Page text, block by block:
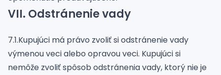
VII. Odstránenie vady
7.1.Kupujúci má právo zvoliť si odstránenie vady
výmenou veci alebo opravou veci. Kupujúci si
nemôže zvoliť spôsob odstránenia vady, ktorý nie je